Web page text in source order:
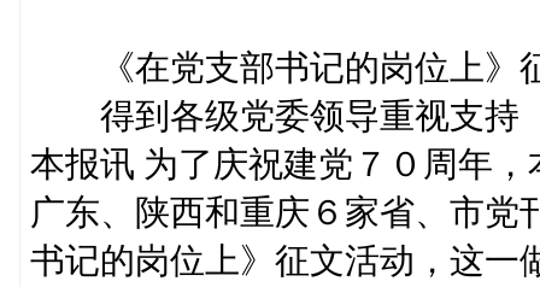
《在党支部书记的岗位上》
得到各级党委领导重视支持
本报讯 为了庆祝建党７０周年
广东、陕西和重庆６家省、市党
书记的岗位上》征文活动，这一